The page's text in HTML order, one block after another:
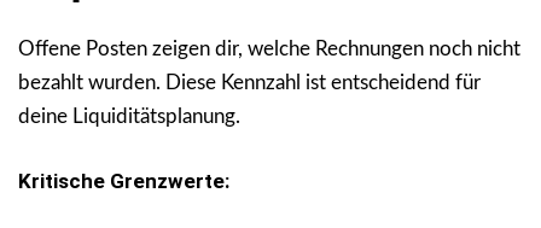
Offene Posten zeigen dir, welche Rechnungen noch nicht
bezahlt wurden. Diese Kennzahl ist entscheidend für
deine Liquiditätsplanung.
Kritische Grenzwerte: